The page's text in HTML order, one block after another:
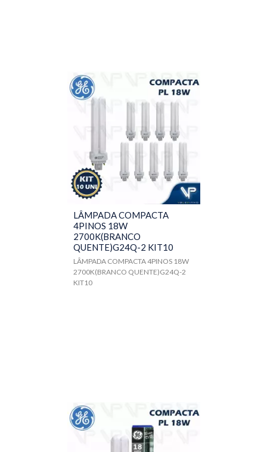
LÂMPADA COMPACTA
4PINOS 18W
2700K(BRANCO
QUENTE)G24Q-2 KIT10
LÂMPADA COMPACTA 4PINOS 18W
2700K(BRANCO QUENTE)G24Q-2
KIT10